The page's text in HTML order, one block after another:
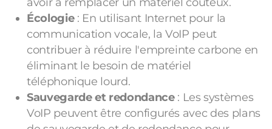
Écologie: En utilisant Internet pour la
communication vocale, la VoIP peut
contribuer à réduire l'empreinte carbone en
éliminant le besoin de matériel
téléphonique lourd.
Sauvegarde et redondance: Les systèmes
VoIP peuvent être configurés avec des plans